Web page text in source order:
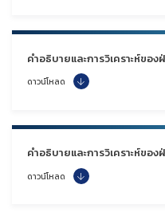
คำอธิบายและการวิเคราะห์ขอ
ดาวน์โหลด
คำอธิบายและการวิเคราะห์ของ
ดาวน์โหลด